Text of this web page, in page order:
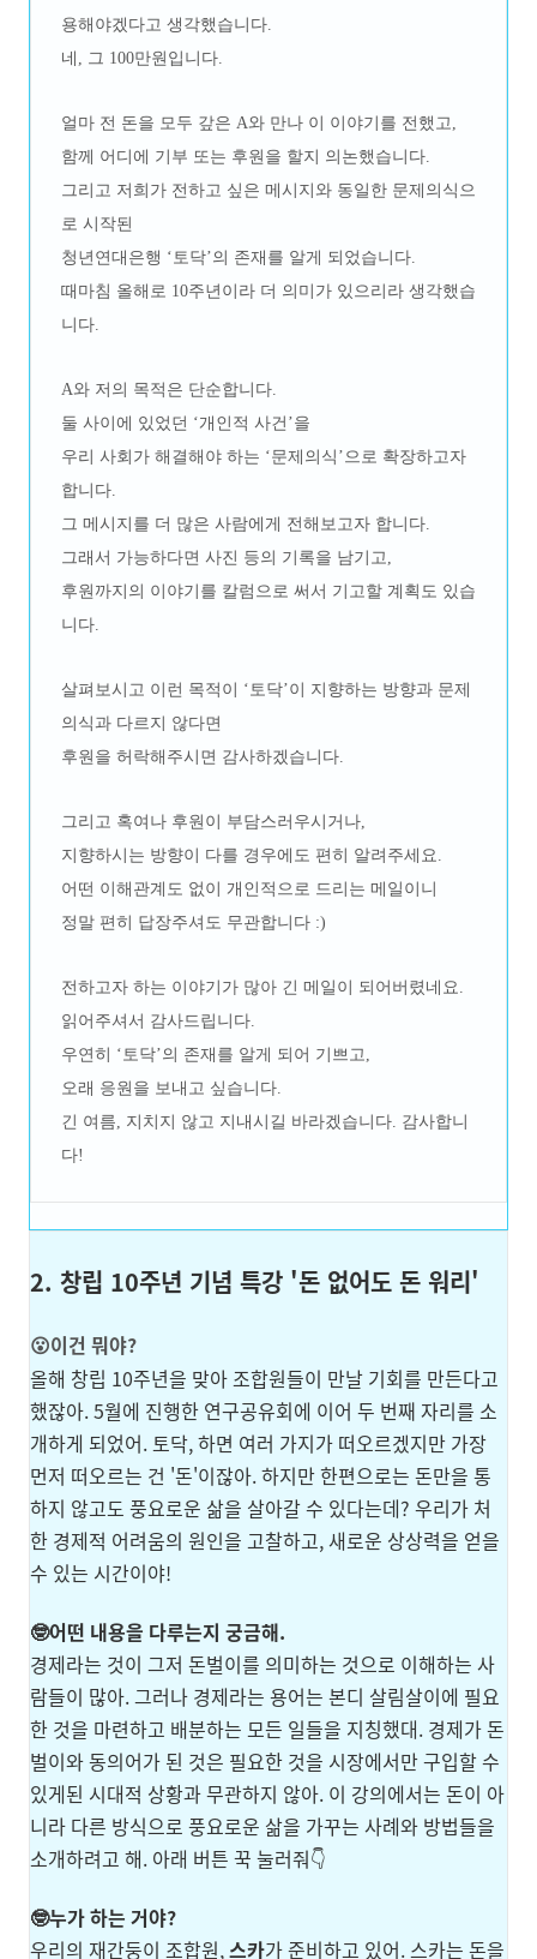
용해야겠다고 생각했습니다.
네, 그 100만원입니다.
얼마 전 돈을 모두 갚은 A와 만나 이 이야기를 전했고,
함께 어디에 기부 또는 후원을 할지 의논했습니다.
그리고 저희가 전하고 싶은 메시지와 동일한 문제의식으
로 시작된
청년연대은행 ‘토닥’의 존재를 알게 되었습니다.
때마침 올해로 10주년이라 더 의미가 있으리라 생각했습
니다.
A와 저의 목적은 단순합니다.
둘 사이에 있었던 ‘개인적 사건’을
우리 사회가 해결해야 하는 ‘문제의식’으로 확장하고자
합니다.
그 메시지를 더 많은 사람에게 전해보고자 합니다.
그래서 가능하다면 사진 등의 기록을 남기고,
후원까지의 이야기를 칼럼으로 써서 기고할 계획도 있습
니다.
살펴보시고 이런 목적이 ‘토닥’이 지향하는 방향과 문제
의식과 다르지 않다면
후원을 허락해주시면 감사하겠습니다.
그리고 혹여나 후원이 부담스러우시거나,
지향하시는 방향이 다를 경우에도 편히 알려주세요.
어떤 이해관계도 없이 개인적으로 드리는 메일이니
정말 편히 답장주셔도 무관합니다 :)
전하고자 하는 이야기가 많아 긴 메일이 되어버렸네요.
읽어주셔서 감사드립니다.
우연히 ‘토닥’의 존재를 알게 되어 기쁘고,
오래 응원을 보내고 싶습니다.
긴 여름, 지치지 않고 지내시길 바라겠습니다. 감사합니
다!
2. 창립 10주년 기념 특강 '돈 없어도 돈 워리'
😮이건 뭐야?
올해 창립 10주년을 맞아 조합원들이 만날 기회를 만든다고
했잖아. 5월에 진행한 연구공유회에 이어 두 번째 자리를 소
개하게 되었어. 토닥, 하면 여러 가지가 떠오르겠지만 가장
먼저 떠오르는 건 '돈'이잖아. 하지만 한편으로는 돈만을 통
하지 않고도 풍요로운 삶을 살아갈 수 있다는데? 우리가 처
한 경제적 어려움의 원인을 고찰하고, 새로운 상상력을 얻을
수 있는 시간이야!
🤓어떤 내용을 다루는지 궁금해.
경제라는 것이 그저 돈벌이를 의미하는 것으로 이해하는 사
람들이 많아. 그러나 경제라는 용어는 본디 살림살이에 필요
한 것을 마련하고 배분하는 모든 일들을 지칭했대. 경제가 돈
벌이와 동의어가 된 것은 필요한 것을 시장에서만 구입할 수
있게된 시대적 상황과 무관하지 않아. 이 강의에서는 돈이 아
니라 다른 방식으로 풍요로운 삶을 가꾸는 사례와 방법들을
소개하려고 해. 아래 버튼 꾹 눌러줘👇
🤓누가 하는 거야?
우리의 재간둥이 조합원,스카가 준비하고 있어. 스카는 돈을